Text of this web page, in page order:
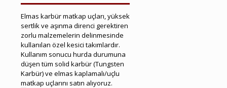
Elmas karbür matkap uçları, yüksek
sertlik ve aşınma direnci gerektiren
zorlu malzemelerin delinmesinde
kullanılan özel kesici takımlardır.
Kullanım sonucu hurda durumuna
düşen tüm solid karbür (Tungsten
Karbür) ve elmas kaplamalı/uçlu
matkap uçlarını satın alıyoruz.